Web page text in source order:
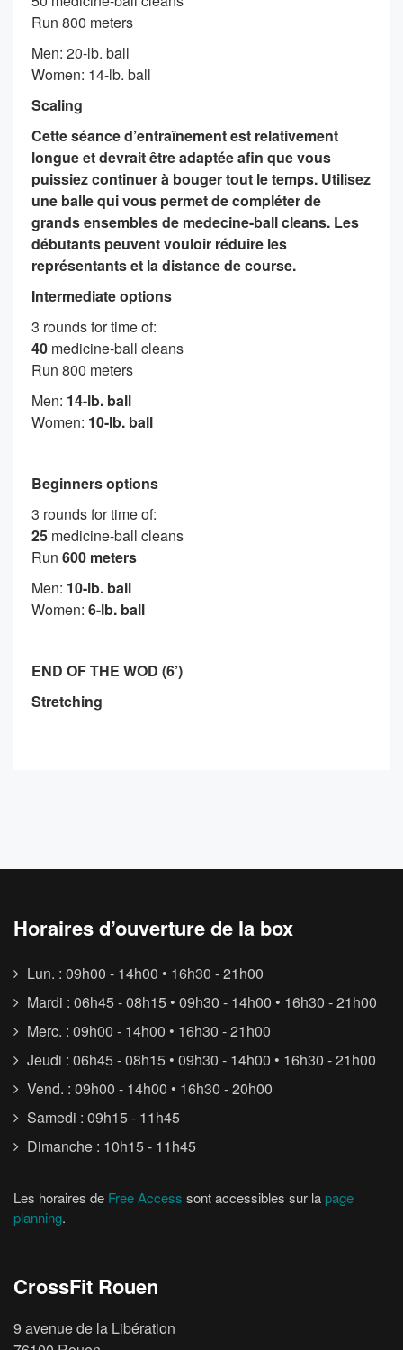
Run 800 meters
Men: 20-lb. ball
Women: 14-lb. ball
Scaling
Cette séance d’entraînement est relativement
longue et devrait être adaptée afin que vous
puissiez continuer à bouger tout le temps. Utilisez
une balle qui vous permet de compléter de
grands ensembles de medecine-ball cleans. Les
débutants peuvent vouloir réduire les
représentants et la distance de course.
Intermediate options
3 rounds for time of:
40 medicine-ball cleans
Run 800 meters
Men: 14-lb. ball
Women: 10-lb. ball
Beginners options
3 rounds for time of:
25 medicine-ball cleans
Run 600 meters
Men: 10-lb. ball
Women: 6-lb. ball
END OF THE WOD (6’)
Stretching
Horaires d’ouverture de la box
Lun. : 09h00 - 14h00 • 16h30 - 21h00
Mardi : 06h45 - 08h15 • 09h30 - 14h00 • 16h30 - 21h00
Merc. : 09h00 - 14h00 • 16h30 - 21h00
Jeudi : 06h45 - 08h15 • 09h30 - 14h00 • 16h30 - 21h00
Vend. : 09h00 - 14h00 • 16h30 - 20h00
Samedi : 09h15 - 11h45
Dimanche : 10h15 - 11h45
Les horaires de Free Access sont accessibles sur la page
planning.
CrossFit Rouen
9 avenue de la Libération